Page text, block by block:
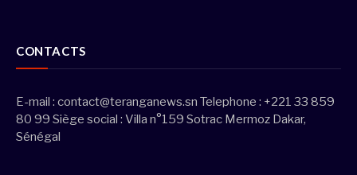
CONTACTS
E-mail : contact@teranganews.sn Telephone : +221 33 859
80 99 Siège social : Villa n°159 Sotrac Mermoz Dakar,
Sénégal